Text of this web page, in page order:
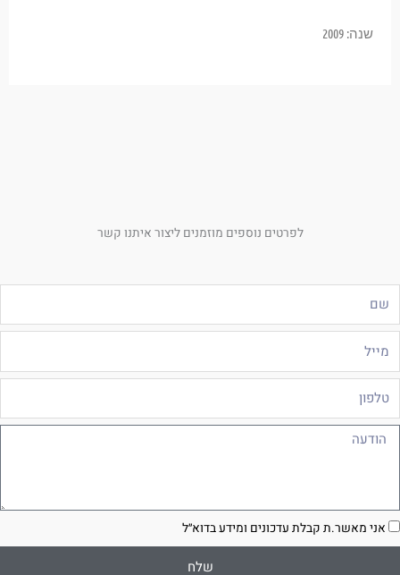
שנה: 2009
לפרטים נוספים מוזמנים ליצור איתנו קשר
אני מאשר.ת קבלת עדכונים ומידע בדוא״ל
שלח